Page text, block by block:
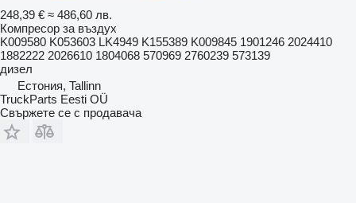
248,39 € ≈ 486,60 лв.
Компресор за въздух
K009580 K053603 LK4949 K155389 K009845 1901246 2024410
1882222 2026610 1804068 570969 2760239 573139
дизел
Естония, Tallinn
TruckParts Eesti OÜ
Свържете се с продавача